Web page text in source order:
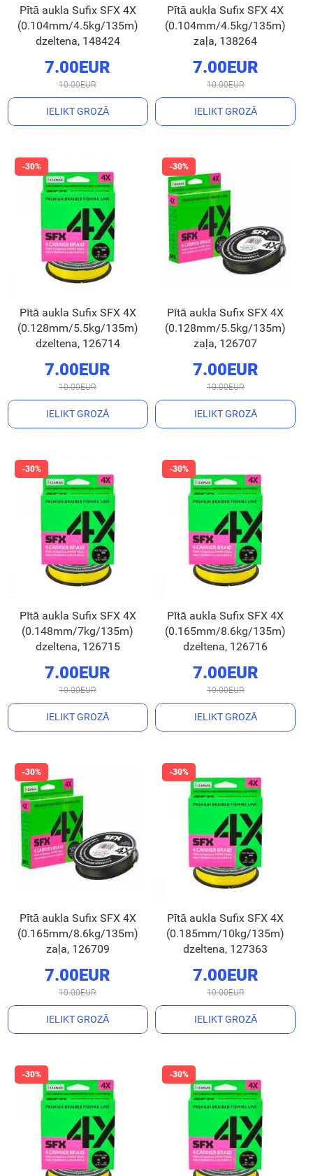
Pītā aukla Sufix SFX 4X
(0.104mm/4.5kg/135m)
dzeltena, 148424
7.00EUR
10.00EUR
IELIKT GROZĀ
Pītā aukla Sufix SFX 4X
(0.104mm/4.5kg/135m)
zaļa, 138264
7.00EUR
10.00EUR
IELIKT GROZĀ
Pītā aukla Sufix SFX 4X
(0.128mm/5.5kg/135m)
dzeltena, 126714
7.00EUR
10.00EUR
IELIKT GROZĀ
Pītā aukla Sufix SFX 4X
(0.128mm/5.5kg/135m)
zaļa, 126707
7.00EUR
10.00EUR
IELIKT GROZĀ
Pītā aukla Sufix SFX 4X
(0.148mm/7kg/135m)
dzeltena, 126715
7.00EUR
10.00EUR
IELIKT GROZĀ
Pītā aukla Sufix SFX 4X
(0.165mm/8.6kg/135m)
dzeltena, 126716
7.00EUR
10.00EUR
IELIKT GROZĀ
Pītā aukla Sufix SFX 4X
(0.165mm/8.6kg/135m)
zaļa, 126709
7.00EUR
10.00EUR
IELIKT GROZĀ
Pītā aukla Sufix SFX 4X
(0.185mm/10kg/135m)
dzeltena, 127363
7.00EUR
10.00EUR
IELIKT GROZĀ